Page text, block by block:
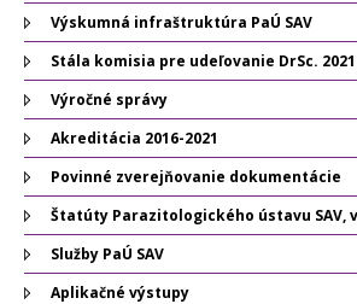
Výskumná infraštruktúra PaÚ SAV
Stála komisia pre udeľovanie DrSc. 2021
Výročné správy
Akreditácia 2016-2021
Povinné zverejňovanie dokumentácie
Štatúty Parazitologického ústavu SAV,
Služby PaÚ SAV
Aplikačné výstupy